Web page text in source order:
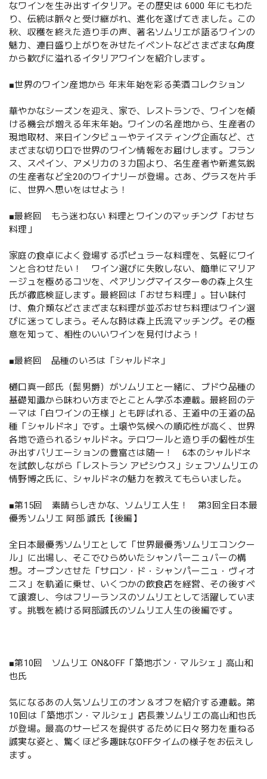
なワインを生み出すイタリア。その歴史は 6000 年にもわた
り、伝統は脈々と受け継がれ、進化を遂げてきました。この
秋、収穫を終えた造り手の声、著名ソムリエが語るワインの
魅力、連日盛り上がりをみせたイベントなどさまざまな角度
から歓びに溢れるイタリアワインを紹介します。
■世界のワイン産地から 年末年始を彩る美酒コレクション
華やかなシーズンを迎え、家で、レストランで、ワインを傾
ける機会が増える年末年始。ワインの名産地から、生産者の
現地取材、来日インタビューやテイスティング企画など、さ
まざまな切り口で世界のワイン情報をお届けします。フラン
ス、スペイン、アメリカの３カ国より、名生産者や新進気鋭
の生産者など全20のワイナリーが登場。さあ、グラスを片手
に、世界へ思いをはせよう！
■最終回 もう迷わない 料理とワインのマッチング「おせち
料理」
家庭の食卓によく登場するポピュラーな料理を、気軽にワイ
ンと合わせたい！ ワイン選びに失敗しない、簡単にマリア
ージュを極めるコツを、ペアリングマイスター®の森上久生
氏が徹底検証します。最終回は「おせち料理」。甘い味付
け、魚介類などさまざまな料理が並ぶおせち料理はワイン選
びに迷ってしまう。そんな時は森上氏流マッチング。その極
意を知って、相性のいいワインを見付けよう！
■最終回 品種のいろは「シャルドネ」
樋口真一郎氏（髭男爵）がソムリエと一緒に、ブドウ品種の
基礎知識から味わい方までとことん学ぶ本連載。最終回のテ
ーマは「白ワインの王様」とも呼ばれる、王道中の王道の品
種「シャルドネ」です。土壌や気候への順応性が高く、世界
各地で造られるシャルドネ。テロワールと造り手の個性が生
み出すバリエーションの豊富さは随一！ 6本のシャルドネ
を試飲しながら「レストラン アピシウス」シェフソムリエの
情野博之氏に、シャルドネの魅力を教えてもらいました。
■第15回 素晴らしきかな、ソムリエ人生！ 第3回全日本最
優秀ソムリエ 阿部 誠氏【後編】
全日本最優秀ソムリエとして「世界最優秀ソムリエコンクー
ル」に出場し、そこでひらめいたシャンパーニュバーの構
想。オープンさせた「サロン・ド・シャンパーニュ・ヴィオ
ニス」を軌道に乗せ、いくつかの飲食店を経営、その後すべ
て譲渡し、今はフリーランスのソムリエとして活躍していま
す。挑戦を続ける阿部誠氏のソムリエ人生の後編です。
■第10回 ソムリエ ON&OFF「築地ボン・マルシェ」高山和
也氏
気になるあの人気ソムリエのオン＆オフを紹介する連載。第
10回は「築地ボン・マルシェ」店長兼ソムリエの高山和也氏
が登場。最高のサービスを提供するために日々努力を重ねる
誠実な姿と、驚くほど多趣味なOFFタイムの様子をお伝えし
ます。